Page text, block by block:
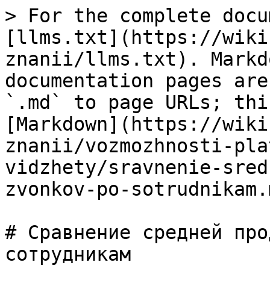
> For the complete
[llms.txt](https://
znanii/llms.txt).
documentation pages
`.md` to page URLs;
[Markdown](https://
znanii/vozmozhnosti-
vidzhety/sravnenie-
zvonkov-po-
# Сравнение средней
сотрудникам